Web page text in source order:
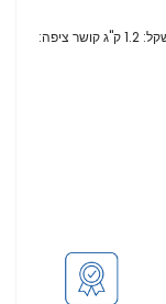
מצוף "גלובוס" עם דגל נפח: 26 ליטר קוטר: 38 ס"מ משקל: 1.2 ק"ג קושר ציפה: